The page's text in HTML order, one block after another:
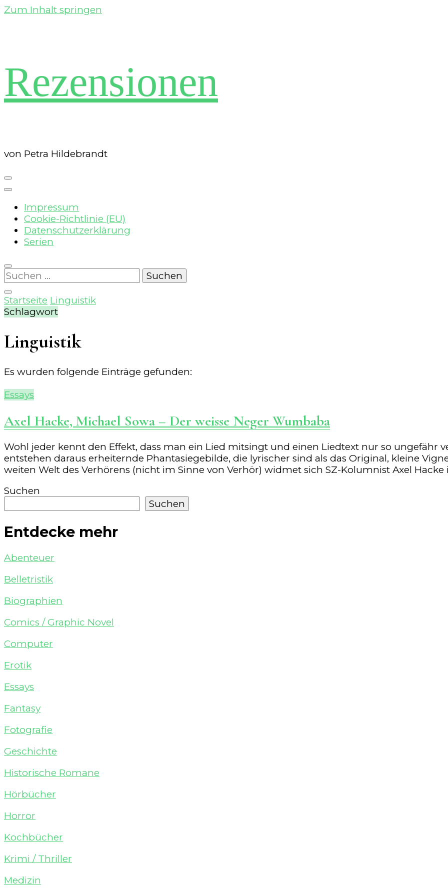
Zum Inhalt springen
Rezensionen
von Petra Hildebrandt
Impressum
Cookie-Richtlinie (EU)
Datenschutzerklärung
Serien
Suchen
nach:
Startseite Linguistik
Schlagwort
Linguistik
Es wurden folgende Einträge gefunden:
Essays
Axel Hacke, Michael Sowa – Der weisse Neger Wumbaba
Wohl jeder kennt den Effekt, dass man ein Lied mitsingt und einen Liedtext nur so ungefähr
entstehen daraus erheiternde Phantasiegebilde, die lyrischer sind als das Original, kleine
weiten Welt des Verhörens (nicht im Sinne von Verhör) widmet sich SZ-Kolumnist Axel Hacke
Suchen
Suchen
Entdecke mehr
Abenteuer
Belletristik
Biographien
Comics / Graphic Novel
Computer
Erotik
Essays
Fantasy
Fotografie
Geschichte
Historische Romane
Hörbücher
Horror
Kochbücher
Krimi / Thriller
Medizin